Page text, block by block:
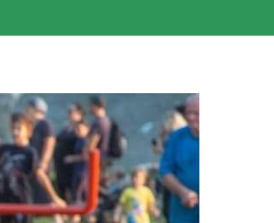
Web-
Stranice